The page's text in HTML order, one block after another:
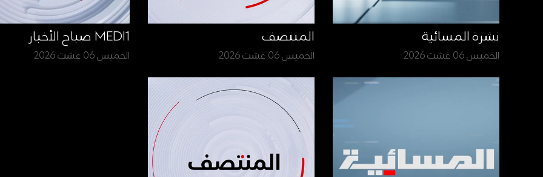
نشرة المسائية
الخميس 06 غشت 2026
المنتصف
الخميس 06 غشت 2026
MEDI1 صباح الأخبار
الخميس 06 غشت 2026